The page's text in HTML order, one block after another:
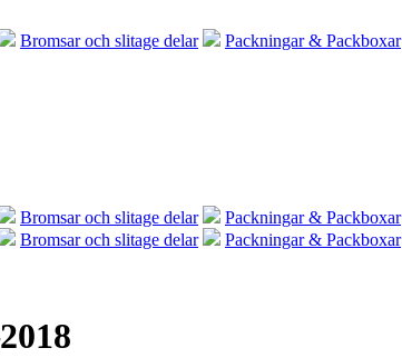
Bromsar och slitage delar Packningar & Packboxar
Bromsar och slitage delar Packningar & Packboxar
Bromsar och slitage delar Packningar & Packboxar